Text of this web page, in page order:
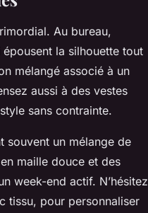
Au bureau,
la silhouette tout
mélangé associé à un
aussi à des vestes
sans contrainte.
souvent un mélange de
maille douce et des
week-end actif. N’hésitez
tissu, pour personnaliser